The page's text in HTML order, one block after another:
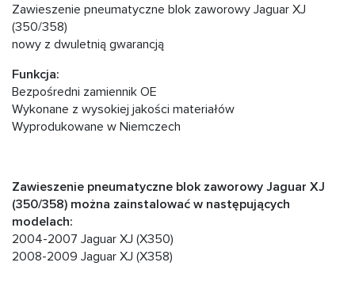
Zawieszenie pneumatyczne blok zaworowy Jaguar XJ
(350/358)
nowy z dwuletnią gwarancją
Funkcja:
Bezpośredni zamiennik OE
Wykonane z wysokiej jakości materiałów
Wyprodukowane w Niemczech
Zawieszenie pneumatyczne blok zaworowy Jaguar XJ
(350/358) można zainstalować w następujących
modelach:
2004-2007 Jaguar XJ (X350)
2008-2009 Jaguar XJ (X358)